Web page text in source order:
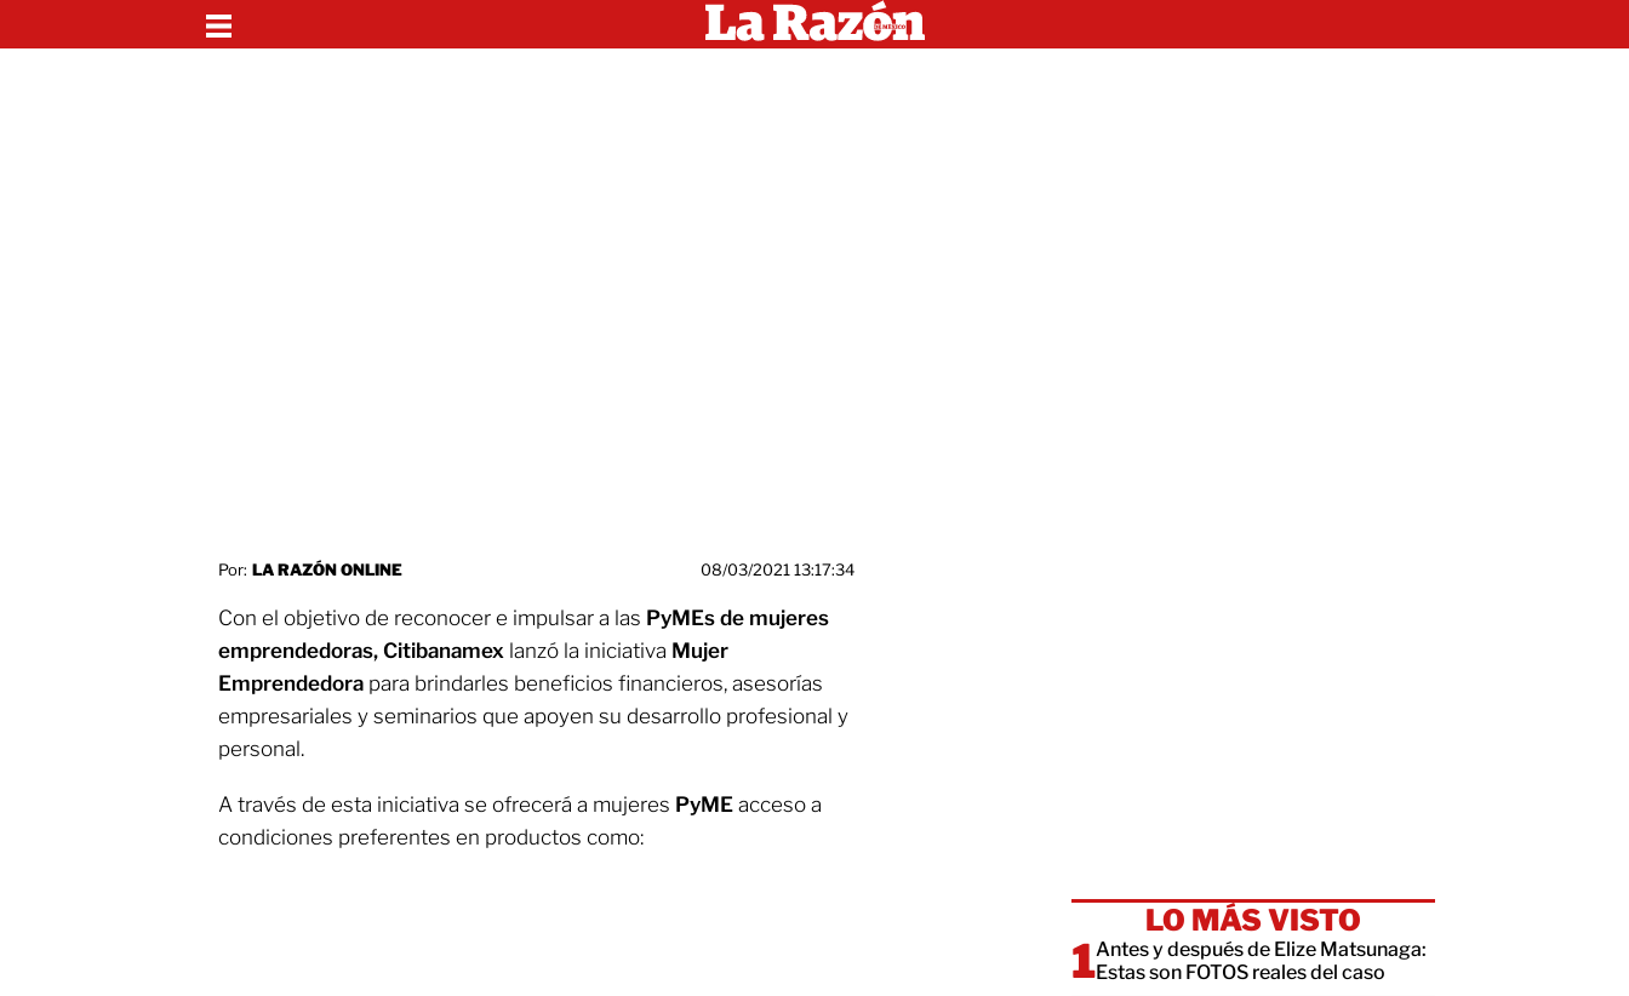
Por: LA RAZÓN ONLINE 08/03/2021 13:17:34
Con el objetivo de reconocer e impulsar a las PyMEs de mujeres
emprendedoras, Citibanamex lanzó la iniciativa Mujer
Emprendedora para brindarles beneficios financieros, asesorías
empresariales y seminarios que apoyen su desarrollo profesional y
personal.
A través de esta iniciativa se ofrecerá a mujeres PyME acceso a
condiciones preferentes en productos como:
LO MÁS VISTO
Antes y después de Elize Matsunaga:
Estas son FOTOS reales del caso